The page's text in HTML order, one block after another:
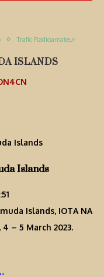
Trafic Radioamateur
ISLANDS
Islands
Islands, IOTA NA
4 – 5 March 2023.